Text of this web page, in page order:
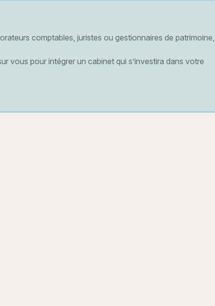
comptables, juristes ou gestionnaires de patrimoine,
vous pour intégrer un cabinet qui s’investira dans votre